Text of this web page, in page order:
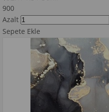
900
Azalt
Sepete Ekle